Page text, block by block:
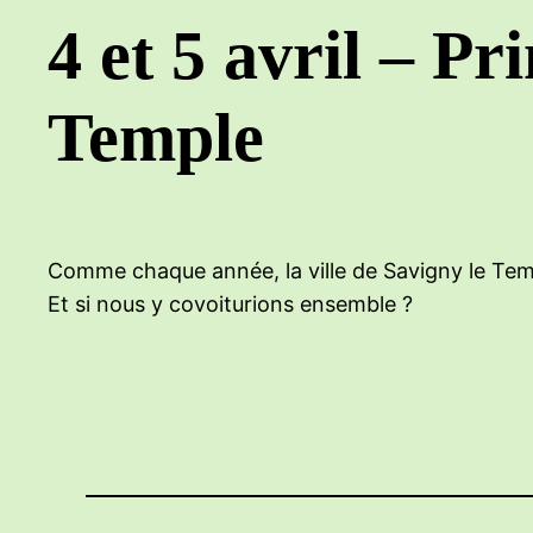
4 et 5 avril –
Temple
Comme chaque année, la ville de Savigny le
Et si nous y covoiturions ensemble ?